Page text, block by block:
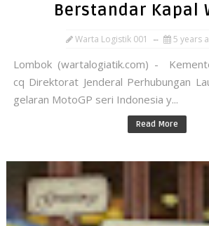
Berstandar Kapal
Warta Logistik 001 5 years
Lombok (wartalogiatik.com) -
cq Direktorat Jenderal Perhubungan
gelaran MotoGP seri Indonesia y...
Read More